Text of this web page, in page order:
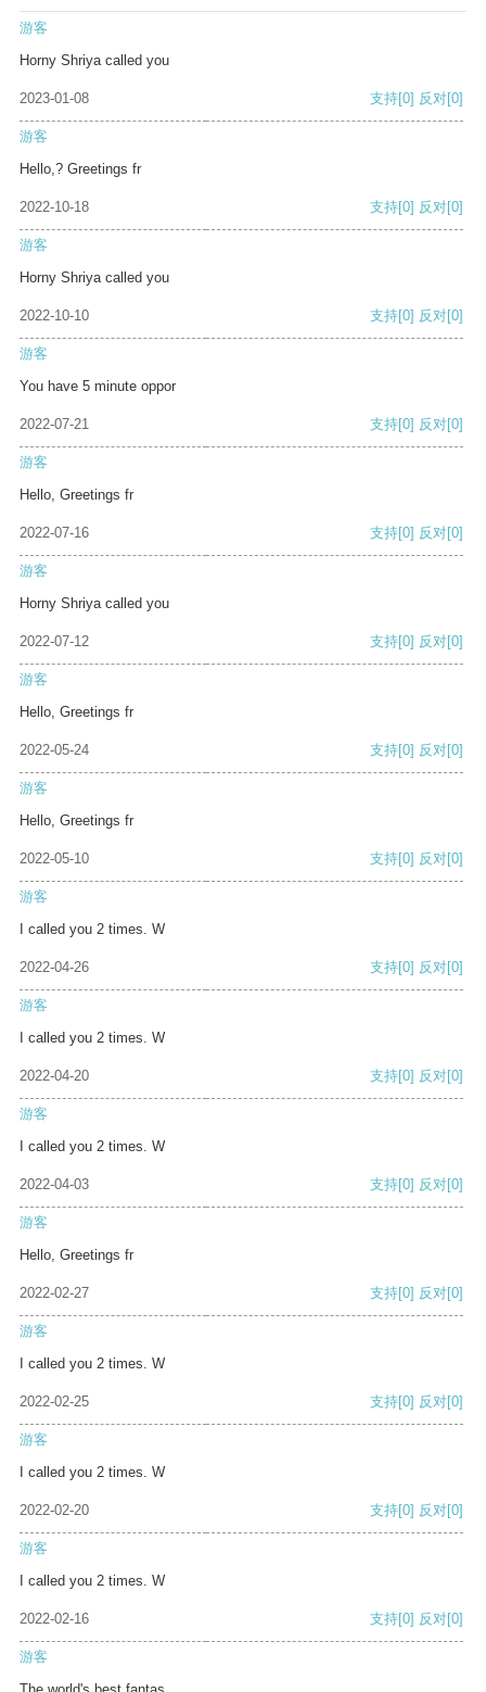
游客
Horny Shriya called you
2023-01-08 支持[0] 反对[0]
游客
Hello,? Greetings fr
2022-10-18 支持[0] 反对[0]
游客
Horny Shriya called you
2022-10-10 支持[0] 反对[0]
游客
You have 5 minute oppor
2022-07-21 支持[0] 反对[0]
游客
Hello, Greetings fr
2022-07-16 支持[0] 反对[0]
游客
Horny Shriya called you
2022-07-12 支持[0] 反对[0]
游客
Hello, Greetings fr
2022-05-24 支持[0] 反对[0]
游客
Hello, Greetings fr
2022-05-10 支持[0] 反对[0]
游客
I called you 2 times. W
2022-04-26 支持[0] 反对[0]
游客
I called you 2 times. W
2022-04-20 支持[0] 反对[0]
游客
I called you 2 times. W
2022-04-03 支持[0] 反对[0]
游客
Hello, Greetings fr
2022-02-27 支持[0] 反对[0]
游客
I called you 2 times. W
2022-02-25 支持[0] 反对[0]
游客
I called you 2 times. W
2022-02-20 支持[0] 反对[0]
游客
I called you 2 times. W
2022-02-16 支持[0] 反对[0]
游客